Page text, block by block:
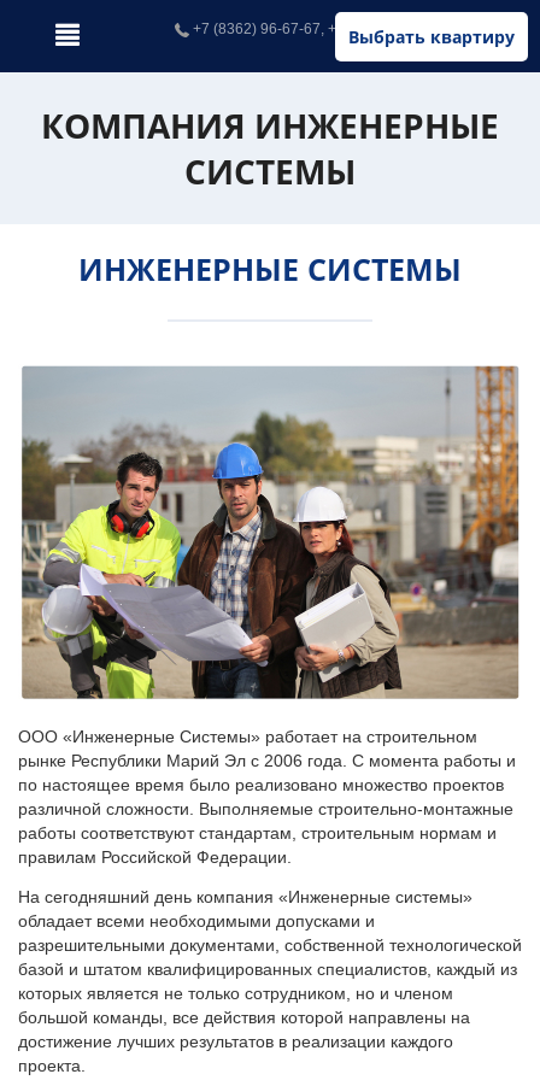
Выбрать квартиру
+7 (8362) 96-67-67, +7 (902) 326-67-67
КОМПАНИЯ ИНЖЕНЕРНЫЕ
СИСТЕМЫ
ИНЖЕНЕРНЫЕ СИСТЕМЫ
ООО «Инженерные Системы» работает на строительном
рынке Республики Марий Эл с 2006 года. С момента работы и
по настоящее время было реализовано множество проектов
различной сложности. Выполняемые строительно-монтажные
работы соответствуют стандартам, строительным нормам и
правилам Российской Федерации.
На сегодняшний день компания «Инженерные системы»
обладает всеми необходимыми допусками и
разрешительными документами, собственной технологической
базой и штатом квалифицированных специалистов, каждый из
которых является не только сотрудником, но и членом
большой команды, все действия которой направлены на
достижение лучших результатов в реализации каждого
проекта.